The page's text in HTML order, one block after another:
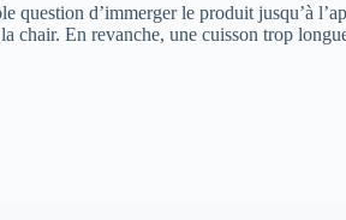
question d’immerger le produit jusqu’à
chair. En revanche, une cuisson trop